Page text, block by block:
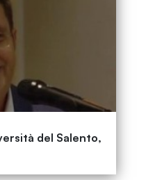
del Salento,